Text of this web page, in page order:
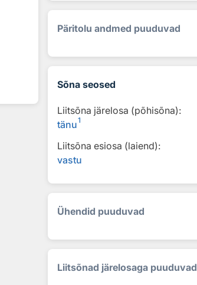
Päritolu andmed puuduvad
Sõna seosed
Liitsõna järelosa (põhisõna):
tänu1
Liitsõna esiosa (laiend):
vastu
Ühendid puuduvad
Liitsõnad järelosaga puuduvad